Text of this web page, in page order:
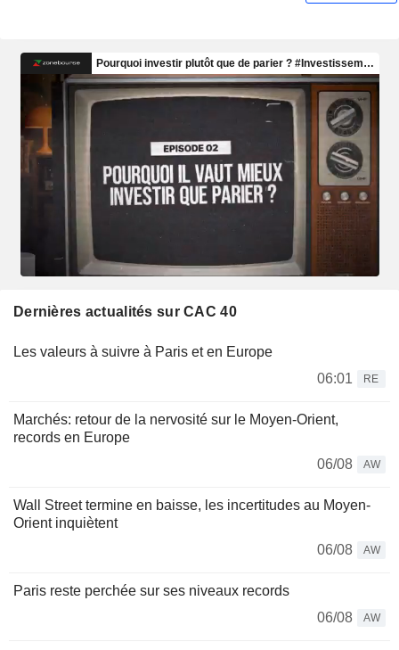
Dernières actualités sur CAC 40
Les valeurs à suivre à Paris et en Europe
06:01
RE
Marchés: retour de la nervosité sur le Moyen-Orient,
records en Europe
06/08
AW
Wall Street termine en baisse, les incertitudes au Moyen-
Orient inquiètent
06/08
AW
Paris reste perchée sur ses niveaux records
06/08
AW